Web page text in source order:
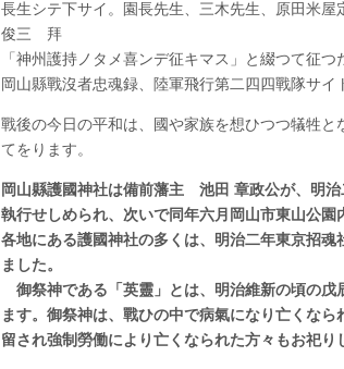
長生シテ下サイ。園長先生、三木先生、原田米屋
俊三 拜
「神州護持ノタメ喜ンデ征キマス」と綴つて征
岡山縣戰沒者忠魂録、陸軍飛行第二四四戰隊サイ
戰後の今日の平和は、國や家族を想ひつつ犠牲
てをります。
岡山縣護國神社は備前藩主 池田 章政公が、明
執行せしめられ、次いで同年六月岡山市東山公
各地にある護國神社の多くは、明治二年東京招
ました。
御祭神である「英靈」とは、明治維新の頃の戊
ます。御祭神は、戰ひの中で病氣になり亡くな
留され強制勞働により亡くなられた方々もお祀